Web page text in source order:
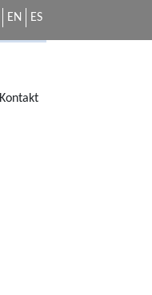
EN ES
Kontakt